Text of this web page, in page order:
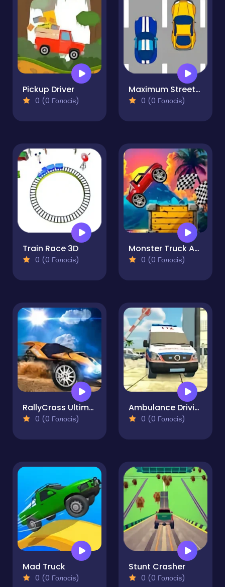
Pickup Driver
0 (0 Голосів)
Maximum Streets - Drag Race
0 (0 Голосів)
Train Race 3D
0 (0 Голосів)
Monster Truck Adventure Expedition
0 (0 Голосів)
RallyCross Ultimate
0 (0 Голосів)
Ambulance Driving Simulator
0 (0 Голосів)
Mad Truck
0 (0 Голосів)
Stunt Crasher
0 (0 Голосів)